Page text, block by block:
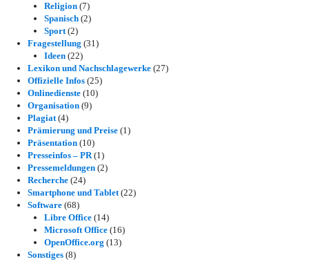
Religion (7)
Spanisch (2)
Sport(2)
Fragestellung (31)
Ideen (22)
Lexikon und Nachschlagewerke (27)
Offizielle Infos (25)
Onlinedienste (10)
Organisation (9)
Plagiat(4)
Prämierung und Preise (1)
Präsentation (10)
Presseinfos – PR(1)
Pressemeldungen (2)
Recherche (24)
Smartphone und Tablet(22)
Software (68)
Libre Office (14)
Microsoft Office (16)
OpenOffice.org (13)
Sonstiges (8)